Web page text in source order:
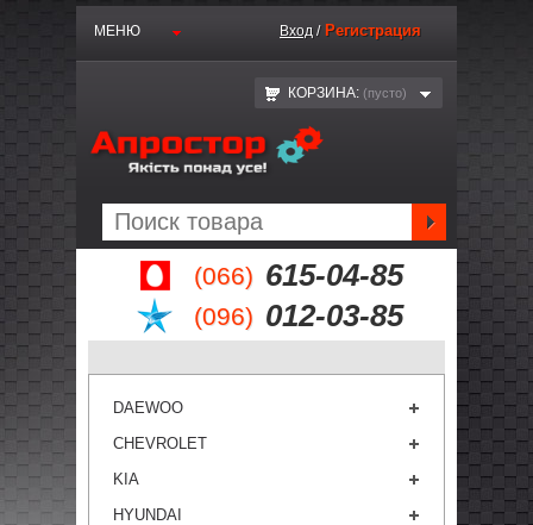
(066) 615-04-85
(096) 012-03-85
МЕНЮ Вход / Регистрация
КОРЗИНА: (пустo)
DAEWOO
CHEVROLET
KIA
HYUNDAI